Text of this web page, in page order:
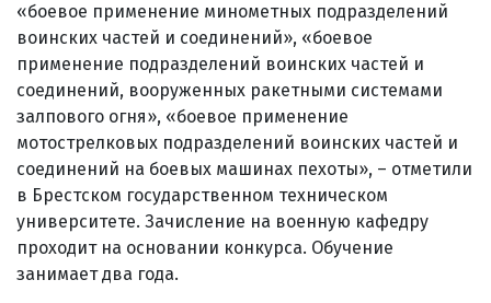
«боевое применение минометных подразделений
воинских частей и соединений», «боевое
применение подразделений воинских частей и
соединений, вооруженных ракетными системами
залпового огня», «боевое применение
мотострелковых подразделений воинских частей и
соединений на боевых машинах пехоты», – отметили
в Брестском государственном техническом
университете. Зачисление на военную кафедру
проходит на основании конкурса. Обучение
занимает два года.